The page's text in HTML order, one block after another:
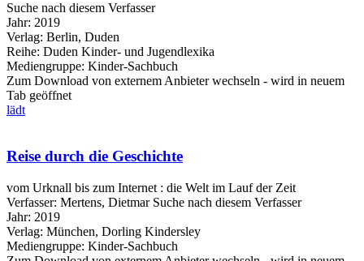
Suche nach diesem Verfasser
Jahr: 2019
Verlag: Berlin, Duden
Reihe: Duden Kinder- und Jugendlexika
Mediengruppe: Kinder-Sachbuch
Zum Download von externem Anbieter wechseln - wird in neuem
Tab geöffnet
lädt
Reise durch die Geschichte
vom Urknall bis zum Internet : die Welt im Lauf der Zeit
Verfasser: Mertens, Dietmar Suche nach diesem Verfasser
Jahr: 2019
Verlag: München, Dorling Kindersley
Mediengruppe: Kinder-Sachbuch